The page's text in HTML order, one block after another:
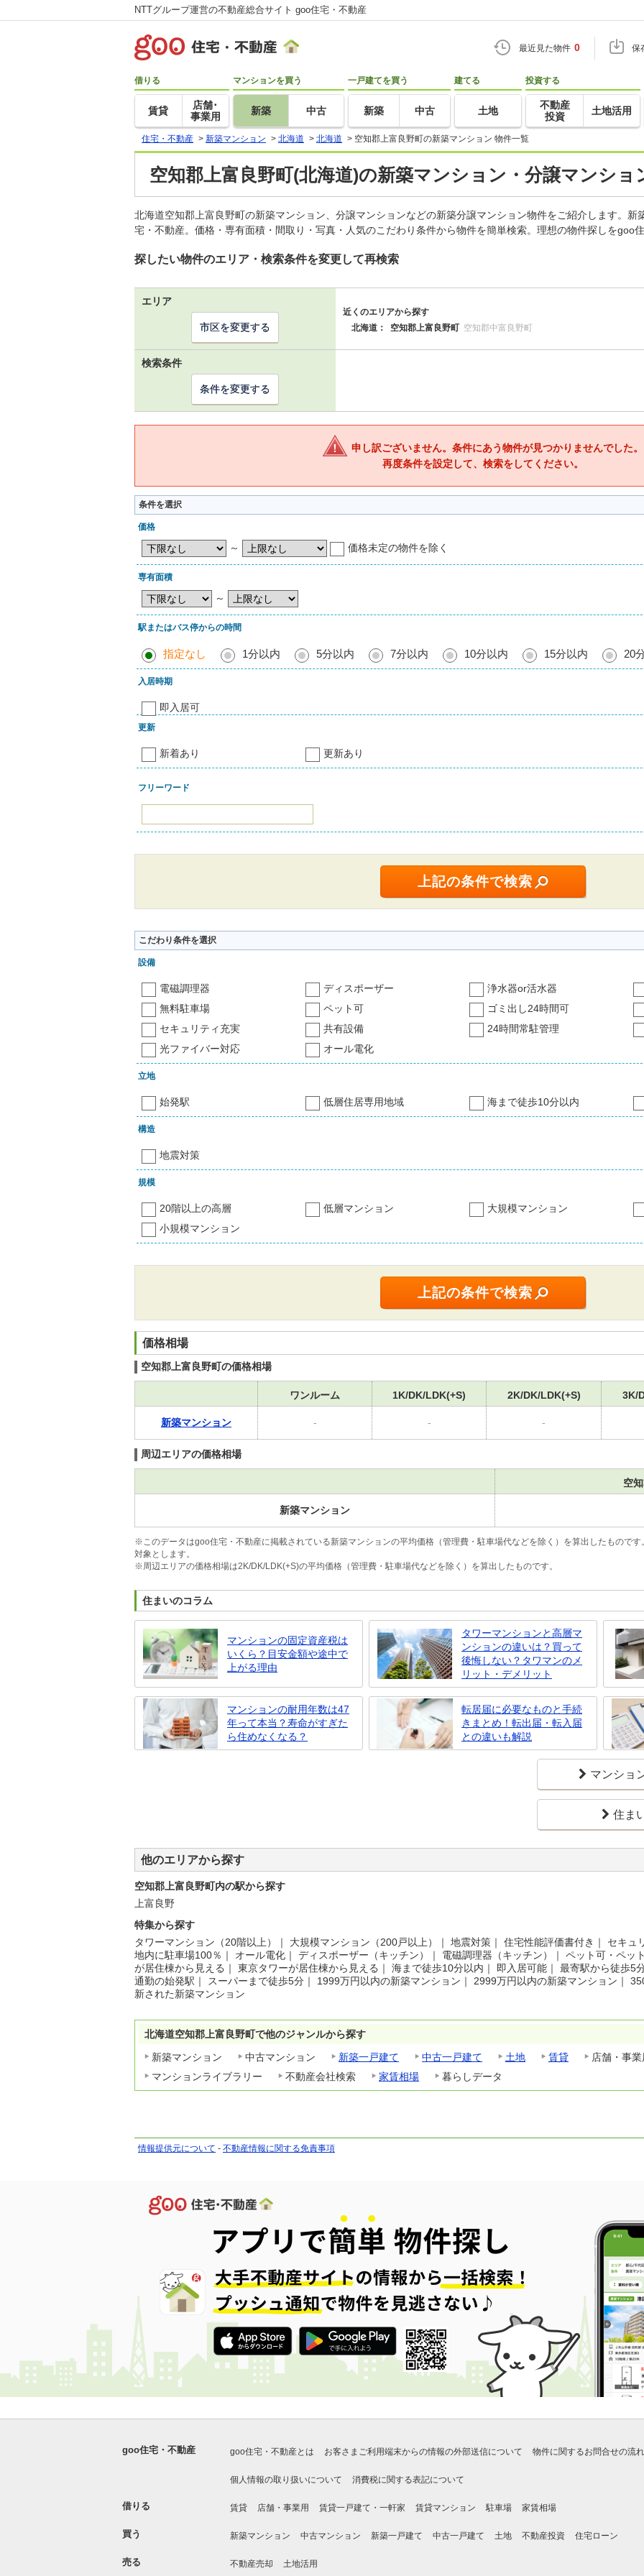
NTTグループ運営の不動産総合サイト goo住宅・不動産
最近見た物件 0 保
借りる
賃貸
店舗･
事業用
マンションを買う
新築 中古
一戸建てを買う
新築 中古
建てる
土地
投資する
不動産
投資
土地活用
住宅・不動産 > 新築マンション > 北海道 > 北海道 > 空知郡上富良野町の新築マンション 物件一覧
空知郡上富良野町(北海道)の新築マンション・分譲マンショ
北海道空知郡上富良野町の新築マンション、分譲マンションなどの新築分譲マンション物件をご紹介します。新
宅・不動産。価格・専有面積・間取り・写真・人気のこだわり条件から物件を簡単検索。理想の物件探しをgoo
探したい物件のエリア・検索条件を変更して再検索
エリア
近くのエリアから探す
北海道：
空知郡上富良野町 空知郡中富良野町
市区を変更する
検索条件
条件を変更する
申し訳ございません。条件にあう物件が見つかりませんでした。
再度条件を設定して、検索をしてください。
条件を選択
価格
～ 価格未定の物件を除く
専有面積
～
駅またはバス停からの時間
指定なし 1分以内 5分以内 7分以内 10分以内 15分以内 20
入居時期
即入居可
更新
新着あり 更新あり
フリーワード
こだわり条件を選択
設備
電磁調理器 ディスポーザー
浄水器or活水器
無料駐車場
ペット可
ゴミ出し24時間可
セキュリティ充実
共有設備
24時間常駐管理
光ファイバー対応
オール電化
立地
始発駅 低層住居専用地域 海まで徒歩10分以内
構造
地震対策
規模
20階以上の高層 低層マンション
大規模マンション
小規模マンション
価格相場
空知郡上富良野町の価格相場
ワンルーム 1K/DK/LDK(+S) 2K/DK/LDK(+S) 3K/
新築マンション - - -
周辺エリアの価格相場
空
新築マンション
※このデータはgoo住宅・不動産に掲載されている新築マンションの平均価格（管理費・駐車場代などを除く）を算出したもので
対象とします。
※周辺エリアの価格相場は2K/DK/LDK(+S)の平均価格（管理費・駐車場代などを除く）を算出したものです。
住まいのコラム
マンションの固定資産税は
いくら？目安金額や途中で
上がる理由
タワーマンションと高層マ
ンションの違いは？買って
後悔しない？タワマンのメ
リット・デメリット
マンションの耐用年数は47
年って本当？寿命がすぎた
ら住めなくなる？
転居届に必要なものと手続
きまとめ！転出届・転入届
との違いも解説
マンショ
住ま
他のエリアから探す
空知郡上富良野町内の駅から探す
上富良野
特集から探す
タワーマンション（20階以上）
｜ 大規模マンション（200戸以上） ｜ 地震対策 ｜ 住宅性能評価書付き ｜ セキュ
地内に駐車場100％ ｜ オール電化 ｜ ディスポーザー（キッチン） ｜ 電磁調理器（キッチン） ｜ ペット可・ペッ
が居住棟から見える ｜ 東京タワーが居住棟から見える ｜ 海まで徒歩10分以内 ｜ 即入居可能 ｜ 最寄駅から徒歩5
通勤の始発駅 ｜ スーパーまで徒歩5分 ｜ 1999万円以内の新築マンション ｜ 2999万円以内の新築マンション ｜
新された新築マンション
北海道空知郡上富良野町で他のジャンルから探す
新築マンション
中古マンション 新築一戸建て 中古一戸建て 土地 賃貸
店舗・事業
マンションライブラリー
不動産会社検索 家賃相場 暮らしデータ
情報提供元について - 不動産情報に関する免責事項
goo住宅・不動産 goo住宅・不動産とは お客さまご利用端末からの情報の外部送信について 物件に関するお問合せの流れ
個人情報の取り扱いについて 消費税に関する表記について
借りる 賃貸 店舗・事業用 賃貸一戸建て・一軒家 賃貸マンション 駐車場 家賃相場
買う 新築マンション 中古マンション 新築一戸建て 中古一戸建て 土地 不動産投資 住宅ローン
売る 不動産売却 土地活用